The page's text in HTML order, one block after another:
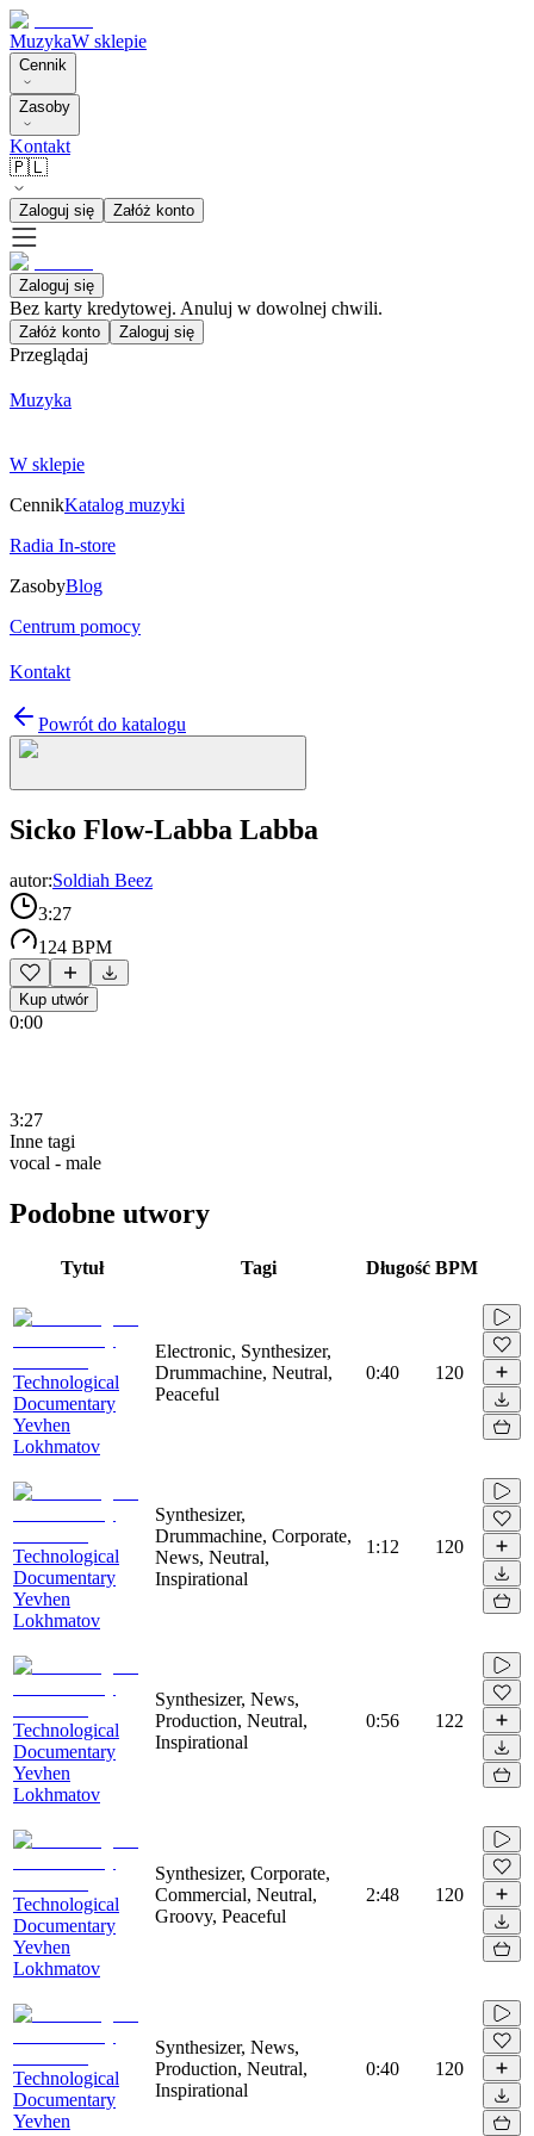
MuzykaW sklepie
Cennik
Zasoby
Kontakt
🇵🇱
Zaloguj się Załóż konto
Zaloguj się
Bez karty kredytowej. Anuluj w dowolnej chwili.
Załóż konto Zaloguj się
Przeglądaj
Muzyka
W sklepie
CennikKatalog muzyki
Radia In-store
ZasobyBlog
Centrum pomocy
Kontakt
Powrót do katalogu
Sicko Flow-Labba Labba
autor:Soldiah Beez
3:27
124 BPM
Kup utwór
0:00
3:27
Inne tagi
vocal - male
Podobne utwory
Tytuł Tagi Długość BPM
Technological
Documentary
Yevhen
Lokhmatov
Electronic, Synthesizer,
Drummachine, Neutral,
Peaceful
0:40 120
Technological
Documentary
Yevhen
Lokhmatov
Synthesizer,
Drummachine, Corporate,
News, Neutral,
Inspirational
1:12 120
Technological
Documentary
Yevhen
Lokhmatov
Synthesizer, News,
Production, Neutral,
Inspirational
0:56 122
Technological
Documentary
Yevhen
Lokhmatov
Synthesizer, Corporate,
Commercial, Neutral,
Groovy, Peaceful
2:48 120
Technological
Documentary
Yevhen
Synthesizer, News,
Production, Neutral,
Inspirational
0:40 120